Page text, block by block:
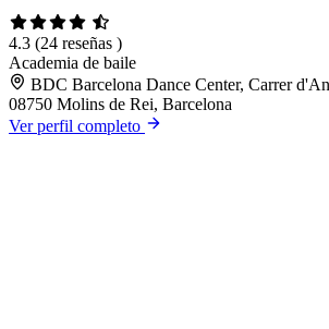
4.3 (24 reseñas )
Academia de baile
BDC Barcelona Dance Center, Carrer
08750 Molins de Rei, Barcelona
Ver perfil completo